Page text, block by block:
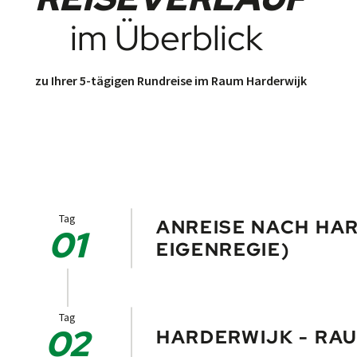
im Überblick
zu Ihrer 5-tägigen Rundreise im Raum Harderwijk
Tag
01
ANREISE NACH
EIGENREGIE)
Tag
02 HARDERWIJK -